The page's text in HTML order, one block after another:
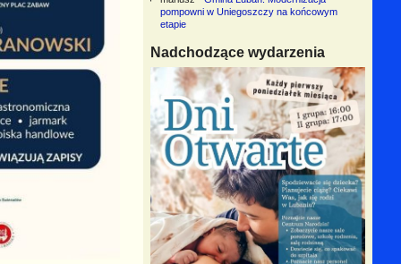
pompowni w Uniegoszczy na końcowym
etapie
Nadchodzące wydarzenia